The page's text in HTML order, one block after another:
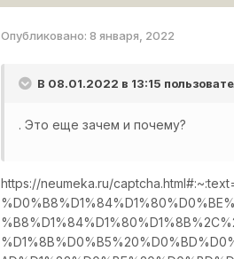
Опубликовано:8 января, 2022
В 08.01.2022 в 13:15
. Это еще зачем и почему?
https://neumeka.ru/